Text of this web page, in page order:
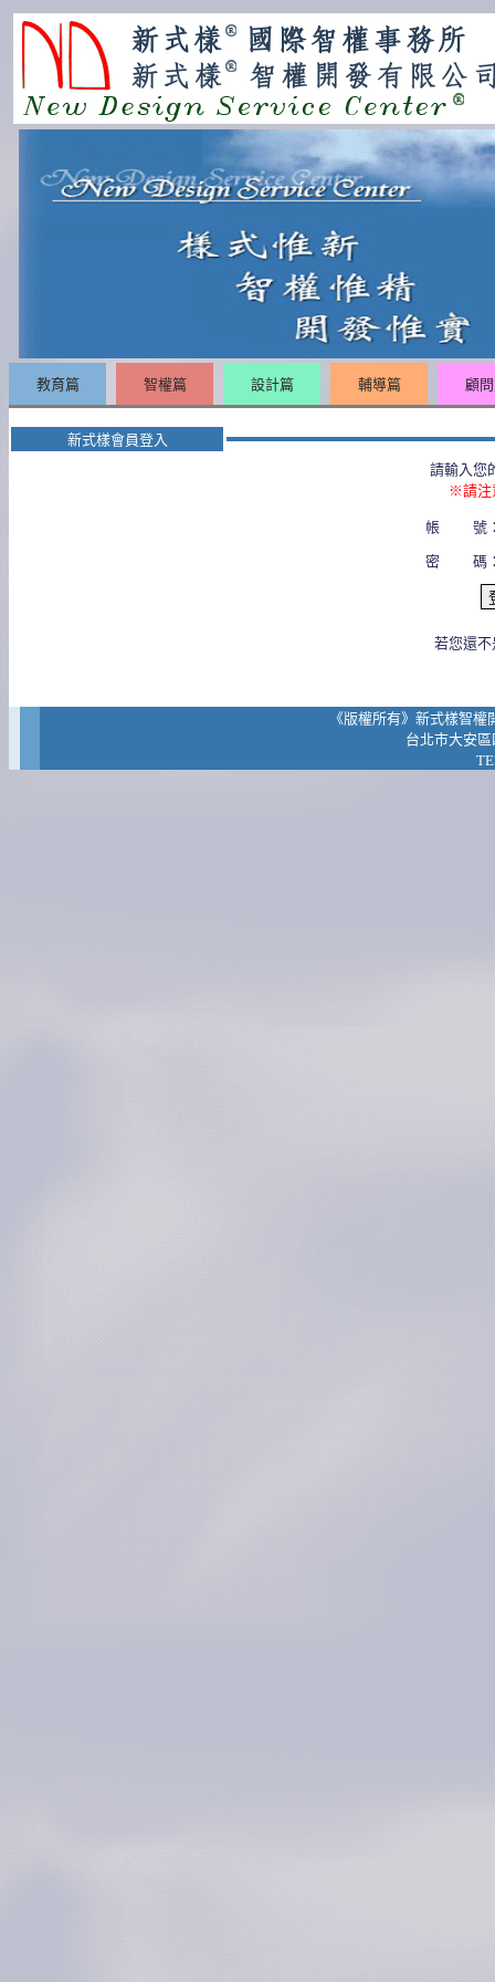
教育篇 智權篇 設計篇 輔導篇 顧
新式樣會員登入
請輸入您
※請注
帳 號
密 碼
若您還
《版權所有》新式樣智權
台北市大安